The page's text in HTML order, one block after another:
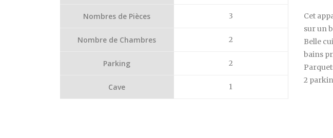
Nombres de Pièces 3
Nombre de Chambres 2
Parking 2
Cave 1
Cet
sur un
Belle
bains
2